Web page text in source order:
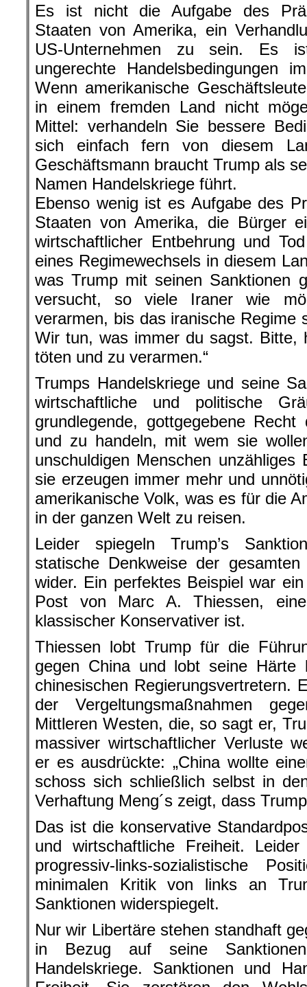
Es ist nicht die Aufgabe des
Staaten von Amerika, ein
US-Unternehmen zu sein. Es
ungerechte Handelsbedingungen
Wenn amerikanische
in einem fremden Land nicht
Mittel: verhandeln Sie bessere
sich einfach fern von diesem
Geschäftsmann braucht Trump als
Namen Handelskriege führt.
Ebenso wenig ist es Aufgabe des
Staaten von Amerika, die Bürger
wirtschaftlicher Entbehrung und
eines Regimewechsels in diesem
was Trump mit seinen Sanktionen
versucht, so viele Iraner wie
verarmen, bis das iranische Regime
Wir tun, was immer du sagst. Bitte,
töten und zu verarmen.“
Trumps Handelskriege und seine
wirtschaftliche und politische
grundlegende, gottgegebene
und zu handeln, mit wem sie
unschuldigen Menschen
sie erzeugen immer mehr und
amerikanische Volk, was es für die
in der ganzen Welt zu reisen.
Leider spiegeln Trump’s
statische Denkweise der
wider. Ein perfektes Beispiel war
Post von Marc A. Thiessen,
klassischer Konservativer ist.
Thiessen lobt Trump für die
gegen China und lobt seine Härte
chinesischen Regierungsvertretern.
der Vergeltungsmaßnahmen
Mittleren Westen, die, so sagt er,
massiver wirtschaftlicher Verluste
er es ausdrückte: „China wollte
schoss sich schließlich selbst in
Verhaftung Meng´s zeigt, dass
Das ist die konservative
und wirtschaftliche Freiheit.
progressiv-links-sozialistische
minimalen Kritik von links an
Sanktionen widerspiegelt.
Nur wir Libertäre stehen standhaft
in Bezug auf seine
Handelskriege. Sanktionen und